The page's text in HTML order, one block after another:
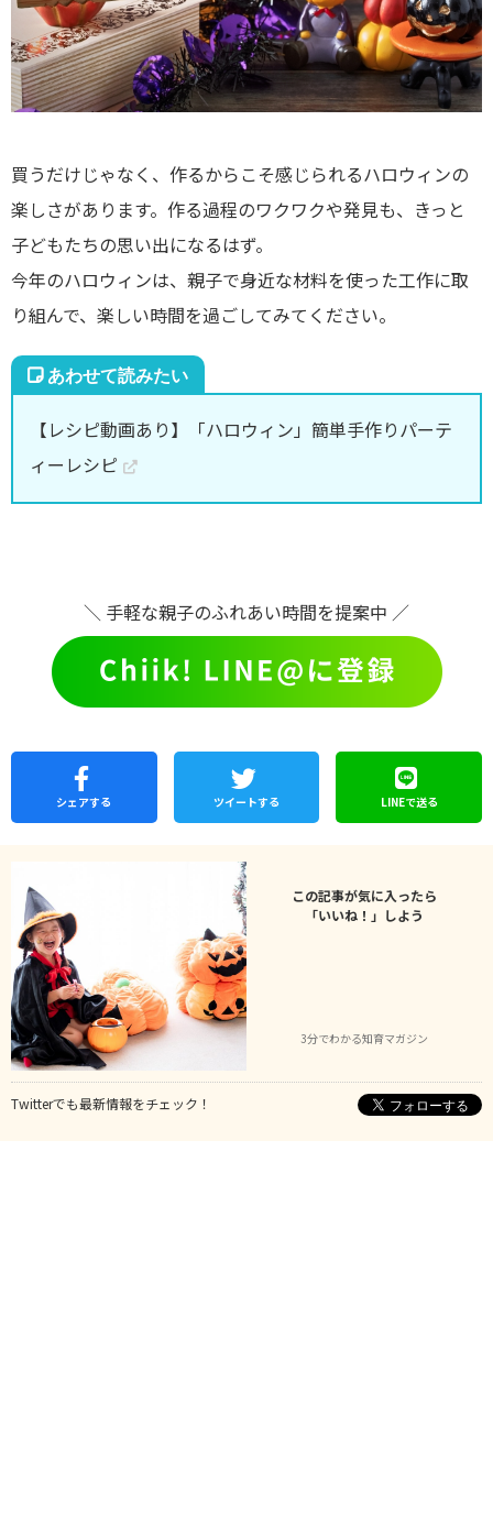
買うだけじゃなく、作るからこそ感じられるハロウィンの
楽しさがあります。作る過程のワクワクや発見も、きっと
子どもたちの思い出になるはず。
今年のハロウィンは、親子で身近な材料を使った工作に取
り組んで、楽しい時間を過ごしてみてください。
【レシピ動画あり】「ハロウィン」簡単手作りパーテ
ィーレシピ
＼ 手軽な親子のふれあい時間を提案中 ／
シェアする ツイートする LINEで送る
この記事が気に入ったら
「いいね！」しよう
3分でわかる知育マガジン
Twitterでも最新情報をチェック！